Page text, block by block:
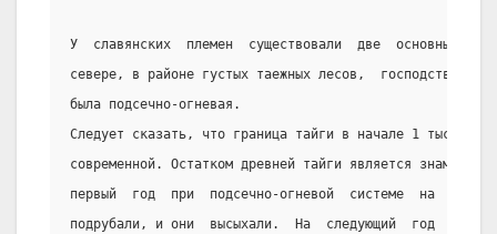
У  славянских  племен  существовали  две  основные
севере, в районе густых таежных лесов,  господствующей
была подсечно-огневая.
Следует сказать, что граница тайги в начале 1 тыс.
современной. Остатком древней тайги является
первый  год  при  подсечно-огневой  системе  на
подрубали, и они  высыхали.  На  следующий  год